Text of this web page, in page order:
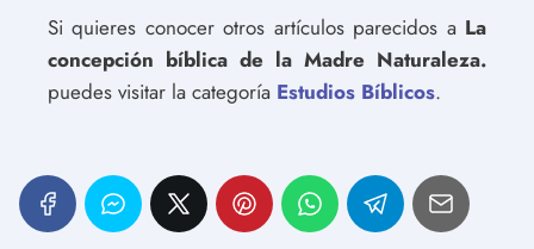
Si quieres conocer otros artículos parecidos a La
concepción bíblica de la Madre Naturaleza.
puedes visitar la categoría Estudios Bíblicos.